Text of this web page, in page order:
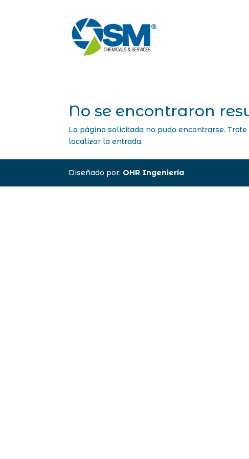
No se encontraron
La página solicitada no pudo encontrarse.
localizar la entrada.
Diseñado por: OHR Ingeniería